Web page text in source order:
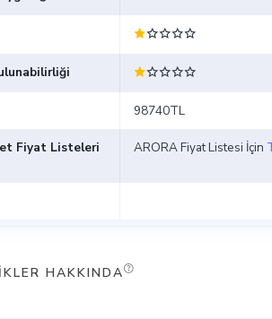
98740TL
Fiyat Listeleri
ARORA Fiyat Listesi İçin
HAKKINDA